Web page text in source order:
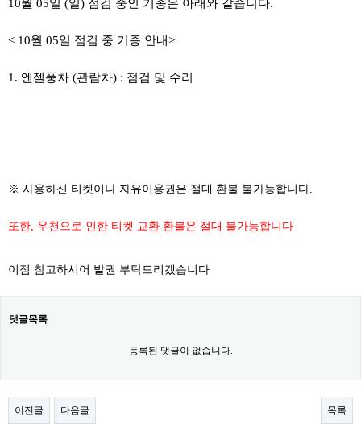
10월 05일 (일) 점검 중인 기종은 아래와 같습니다.
< 10월 05일 점검 중 기종 안내>
1. 엔젤풍차 (관람차) : 점검 및 수리
※ 사용하신 티켓이나 자유이용권은 절대 환불 불가능합니다.
또한, 우천으로 인한 티켓 교환 환불은 절대 불가능합니다
이점 참고하시어 발권 부탁드리겠습니다
댓글목록
등록된 댓글이 없습니다.
이전글 다음글 목록